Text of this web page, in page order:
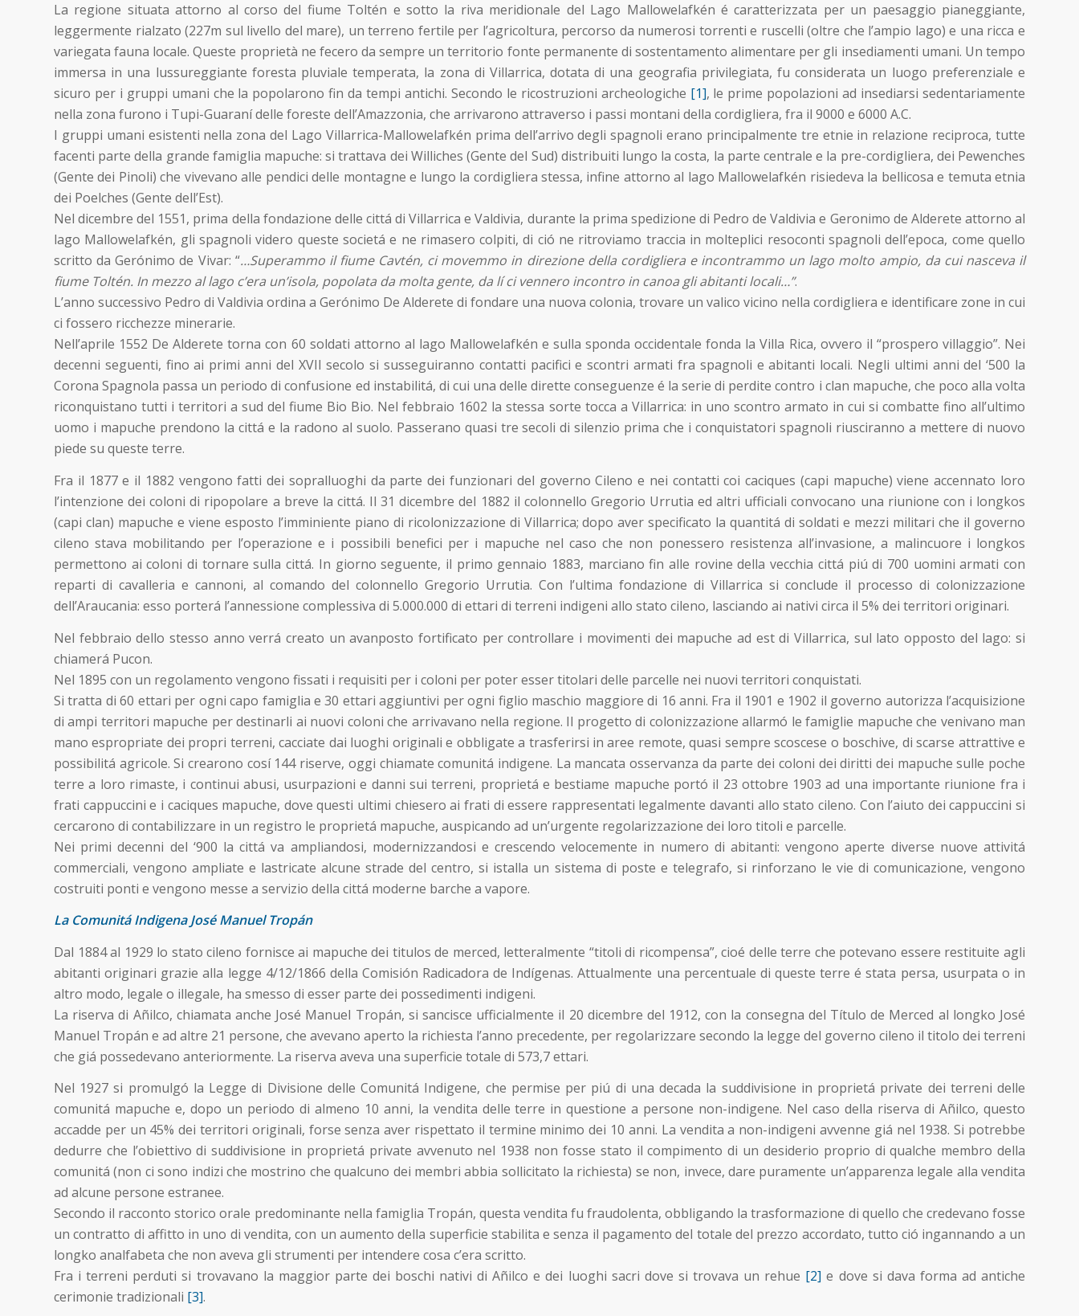
La regione situata attorno al corso del fiume Toltén e sotto la riva meridionale del Lago Mallowelafkén é caratterizzata per un paesaggio pianeggiante,
leggermente rialzato (227m sul livello del mare), un terreno fertile per l’agricoltura, percorso da numerosi torrenti e ruscelli (oltre che l’ampio lago) e una ricca e
variegata fauna locale. Queste proprietà ne fecero da sempre un territorio fonte permanente di sostentamento alimentare per gli insediamenti umani. Un tempo
immersa in una lussureggiante foresta pluviale temperata, la zona di Villarrica, dotata di una geografia privilegiata, fu considerata un luogo preferenziale e
sicuro per i gruppi umani che la popolarono fin da tempi antichi. Secondo le ricostruzioni archeologiche [1], le prime popolazioni ad insediarsi sedentariamente
nella zona furono i Tupi-Guaraní delle foreste dell’Amazzonia, che arrivarono attraverso i passi montani della cordigliera, fra il 9000 e 6000 A.C.
I gruppi umani esistenti nella zona del Lago Villarrica-Mallowelafkén prima dell’arrivo degli spagnoli erano principalmente tre etnie in relazione reciproca, tutte
facenti parte della grande famiglia mapuche: si trattava dei Williches (Gente del Sud) distribuiti lungo la costa, la parte centrale e la pre-cordigliera, dei Pewenches
(Gente dei Pinoli) che vivevano alle pendici delle montagne e lungo la cordigliera stessa, infine attorno al lago Mallowelafkén risiedeva la bellicosa e temuta etnia
dei Poelches (Gente dell’Est).
Nel dicembre del 1551, prima della fondazione delle cittá di Villarrica e Valdivia, durante la prima spedizione di Pedro de Valdivia e Geronimo de Alderete attorno al
lago Mallowelafkén, gli spagnoli videro queste societá e ne rimasero colpiti, di ció ne ritroviamo traccia in molteplici resoconti spagnoli dell’epoca, come quello
scritto da Gerónimo de Vivar: “…Superammo il fiume Cavtén, ci movemmo in direzione della cordigliera e incontrammo un lago molto ampio, da cui nasceva il
fiume Toltén. In mezzo al lago c’era un’isola, popolata da molta gente, da lí ci vennero incontro in canoa gli abitanti locali…”.
L’anno successivo Pedro di Valdivia ordina a Gerónimo De Alderete di fondare una nuova colonia, trovare un valico vicino nella cordigliera e identificare zone in cui
ci fossero ricchezze minerarie.
Nell’aprile 1552 De Alderete torna con 60 soldati attorno al lago Mallowelafkén e sulla sponda occidentale fonda la Villa Rica, ovvero il “prospero villaggio”. Nei
decenni seguenti, fino ai primi anni del XVII secolo si susseguiranno contatti pacifici e scontri armati fra spagnoli e abitanti locali. Negli ultimi anni del ‘500 la
Corona Spagnola passa un periodo di confusione ed instabilitá, di cui una delle dirette conseguenze é la serie di perdite contro i clan mapuche, che poco alla volta
riconquistano tutti i territori a sud del fiume Bio Bio. Nel febbraio 1602 la stessa sorte tocca a Villarrica: in uno scontro armato in cui si combatte fino all’ultimo
uomo i mapuche prendono la cittá e la radono al suolo. Passerano quasi tre secoli di silenzio prima che i conquistatori spagnoli riusciranno a mettere di nuovo
piede su queste terre.
Fra il 1877 e il 1882 vengono fatti dei sopralluoghi da parte dei funzionari del governo Cileno e nei contatti coi caciques (capi mapuche) viene accennato loro
l’intenzione dei coloni di ripopolare a breve la cittá. Il 31 dicembre del 1882 il colonnello Gregorio Urrutia ed altri ufficiali convocano una riunione con i longkos
(capi clan) mapuche e viene esposto l’imminiente piano di ricolonizzazione di Villarrica; dopo aver specificato la quantitá di soldati e mezzi militari che il governo
cileno stava mobilitando per l’operazione e i possibili benefici per i mapuche nel caso che non ponessero resistenza all’invasione, a malincuore i longkos
permettono ai coloni di tornare sulla cittá. In giorno seguente, il primo gennaio 1883, marciano fin alle rovine della vecchia cittá piú di 700 uomini armati con
reparti di cavalleria e cannoni, al comando del colonnello Gregorio Urrutia. Con l’ultima fondazione di Villarrica si conclude il processo di colonizzazione
dell’Araucania: esso porterá l’annessione complessiva di 5.000.000 di ettari di terreni indigeni allo stato cileno, lasciando ai nativi circa il 5% dei territori originari.
Nel febbraio dello stesso anno verrá creato un avanposto fortificato per controllare i movimenti dei mapuche ad est di Villarrica, sul lato opposto del lago: si
chiamerá Pucon.
Nel 1895 con un regolamento vengono fissati i requisiti per i coloni per poter esser titolari delle parcelle nei nuovi territori conquistati.
Si tratta di 60 ettari per ogni capo famiglia e 30 ettari aggiuntivi per ogni figlio maschio maggiore di 16 anni. Fra il 1901 e 1902 il governo autorizza l’acquisizione
di ampi territori mapuche per destinarli ai nuovi coloni che arrivavano nella regione. Il progetto di colonizzazione allarmó le famiglie mapuche che venivano man
mano espropriate dei propri terreni, cacciate dai luoghi originali e obbligate a trasferirsi in aree remote, quasi sempre scoscese o boschive, di scarse attrattive e
possibilitá agricole. Si crearono cosí 144 riserve, oggi chiamate comunitá indigene. La mancata osservanza da parte dei coloni dei diritti dei mapuche sulle poche
terre a loro rimaste, i continui abusi, usurpazioni e danni sui terreni, proprietá e bestiame mapuche portó il 23 ottobre 1903 ad una importante riunione fra i
frati cappuccini e i caciques mapuche, dove questi ultimi chiesero ai frati di essere rappresentati legalmente davanti allo stato cileno. Con l’aiuto dei cappuccini si
cercarono di contabilizzare in un registro le proprietá mapuche, auspicando ad un’urgente regolarizzazione dei loro titoli e parcelle.
Nei primi decenni del ‘900 la cittá va ampliandosi, modernizzandosi e crescendo velocemente in numero di abitanti: vengono aperte diverse nuove attivitá
commerciali, vengono ampliate e lastricate alcune strade del centro, si istalla un sistema di poste e telegrafo, si rinforzano le vie di comunicazione, vengono
costruiti ponti e vengono messe a servizio della cittá moderne barche a vapore.
La Comunitá Indigena José Manuel Tropán
Dal 1884 al 1929 lo stato cileno fornisce ai mapuche dei titulos de merced, letteralmente “titoli di ricompensa”, cioé delle terre che potevano essere restituite agli
abitanti originari grazie alla legge 4/12/1866 della Comisión Radicadora de Indígenas. Attualmente una percentuale di queste terre é stata persa, usurpata o in
altro modo, legale o illegale, ha smesso di esser parte dei possedimenti indigeni.
La riserva di Añilco, chiamata anche José Manuel Tropán, si sancisce ufficialmente il 20 dicembre del 1912, con la consegna del Título de Merced al longko José
Manuel Tropán e ad altre 21 persone, che avevano aperto la richiesta l’anno precedente, per regolarizzare secondo la legge del governo cileno il titolo dei terreni
che giá possedevano anteriormente. La riserva aveva una superficie totale di 573,7 ettari.
Nel 1927 si promulgó la Legge di Divisione delle Comunitá Indigene, che permise per piú di una decada la suddivisione in proprietá private dei terreni delle
comunitá mapuche e, dopo un periodo di almeno 10 anni, la vendita delle terre in questione a persone non-indigene. Nel caso della riserva di Añilco, questo
accadde per un 45% dei territori originali, forse senza aver rispettato il termine minimo dei 10 anni. La vendita a non-indigeni avvenne giá nel 1938. Si potrebbe
dedurre che l’obiettivo di suddivisione in proprietá private avvenuto nel 1938 non fosse stato il compimento di un desiderio proprio di qualche membro della
comunitá (non ci sono indizi che mostrino che qualcuno dei membri abbia sollicitato la richiesta) se non, invece, dare puramente un’apparenza legale alla vendita
ad alcune persone estranee.
Secondo il racconto storico orale predominante nella famiglia Tropán, questa vendita fu fraudolenta, obbligando la trasformazione di quello che credevano fosse
un contratto di affitto in uno di vendita, con un aumento della superficie stabilita e senza il pagamento del totale del prezzo accordato, tutto ció ingannando a un
longko analfabeta che non aveva gli strumenti per intendere cosa c’era scritto.
Fra i terreni perduti si trovavano la maggior parte dei boschi nativi di Añilco e dei luoghi sacri dove si trovava un rehue [2] e dove si dava forma ad antiche
cerimonie tradizionali [3].